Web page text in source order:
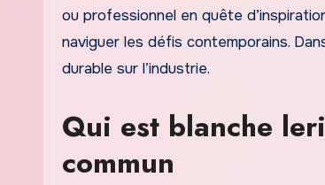
ou professionnel en quête
naviguer les défis contemporains.
durable sur l’industrie.
Qui est blanche
commun